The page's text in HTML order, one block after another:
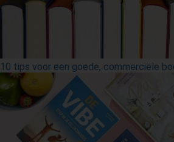
10 tips voor een goede, commerciële